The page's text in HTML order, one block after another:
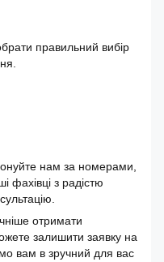
правильний вибір
нам за номерами,
фахівці з радістю
отримати
залишити заявку на
вам в зручний для вас